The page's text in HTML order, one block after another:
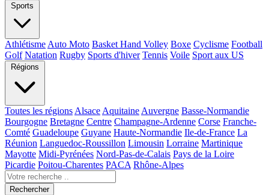
Sports
Athlétisme Auto Moto Basket Hand Volley Boxe Cyclisme Football
Golf Natation Rugby Sports d'hiver Tennis Voile Sport aux US
Régions
Toutes les régions Alsace Aquitaine Auvergne Basse-Normandie
Bourgogne Bretagne Centre Champagne-Ardenne Corse Franche-
Comté Guadeloupe Guyane Haute-Normandie Ile-de-France La
Réunion Languedoc-Roussillon Limousin Lorraine Martinique
Mayotte Midi-Pyrénées Nord-Pas-de-Calais Pays de la Loire
Picardie Poitou-Charentes PACA Rhône-Alpes
Rechercher